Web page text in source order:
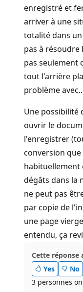
enregistré et
arriver à une
totalité dans
pas à résoudre
pas seulement
tout l'arrière
problème
Une possibilité
ouvrir le
l'enregistrer
conversion
habituellement
dégâts dans la
ne peut pas
par copie de
une page
entendu, ça
Cette réponse
Yes
No
3 personnes